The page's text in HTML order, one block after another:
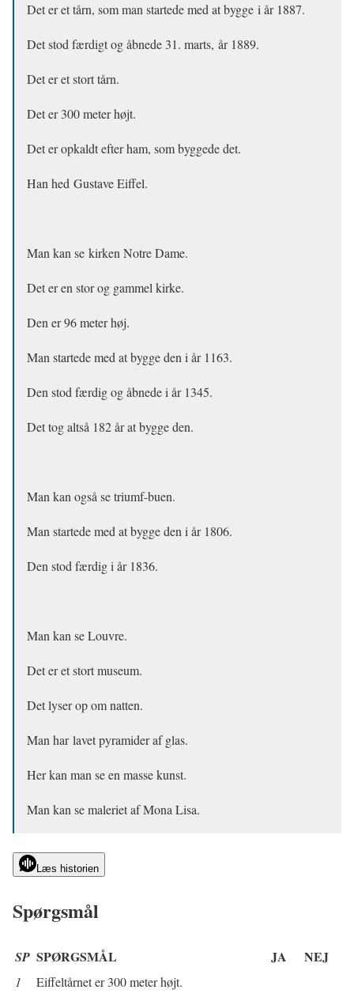
Det er et tårn, som man startede med at bygge i år 1887.
Det stod færdigt og åbnede 31. marts, år 1889.
Det er et stort tårn.
Det er 300 meter højt.
Det er opkaldt efter ham, som byggede det.
Han hed Gustave Eiffel.
Man kan se kirken Notre Dame.
Det er en stor og gammel kirke.
Den er 96 meter høj.
Man startede med at bygge den i år 1163.
Den stod færdig og åbnede i år 1345.
Det tog altså 182 år at bygge den.
Man kan også se triumf-buen.
Man startede med at bygge den i år 1806.
Den stod færdig i år 1836.
Man kan se Louvre.
Det er et stort museum.
Det lyser op om natten.
Man har lavet pyramider af glas.
Her kan man se en masse kunst.
Man kan se maleriet af Mona Lisa.
Læs historien
Spørgsmål
SP SPØRGSMÅL JA NEJ
1 Eiffeltårnet er 300 meter højt.